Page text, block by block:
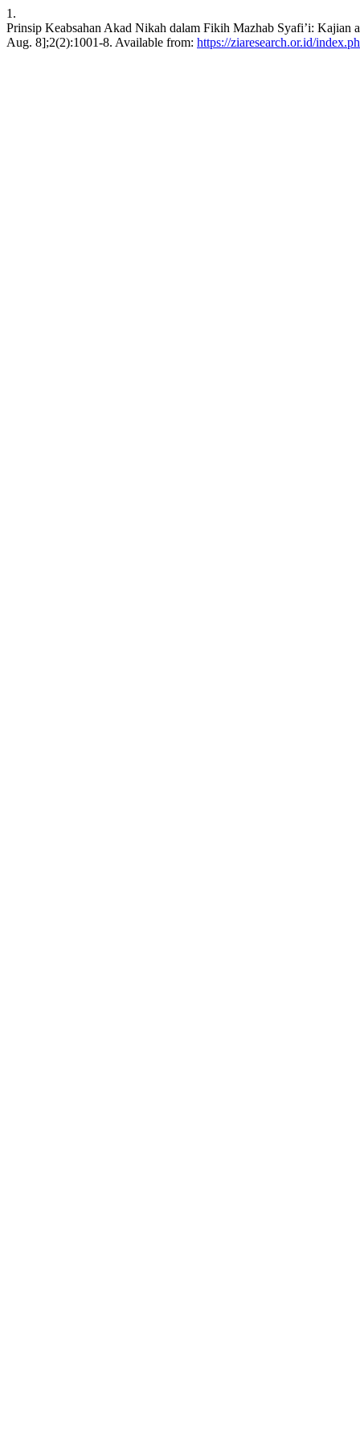
1.
Prinsip Keabsahan Akad Nikah dalam Fikih Mazhab Syafi’i:
Aug. 8];2(2):1001-8. Available from: https://ziaresearch.or.id/